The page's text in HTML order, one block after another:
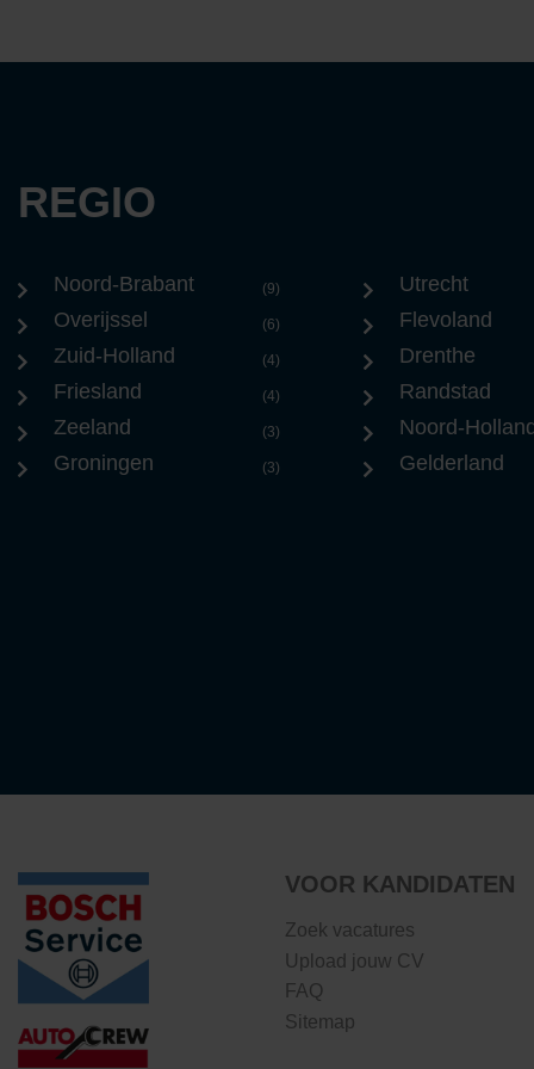
REGIO
Noord-Brabant (9)
Utrecht
Overijssel
(6)
Flevoland
Zuid-Holland
(4)
Drenthe
Friesland
(4)
Randstad
Zeeland
(3)
Noord-
Groningen
(3) Gelderland
VOOR KANDIDATEN
Zoek vacatures
Upload jouw CV
FAQ
Sitemap